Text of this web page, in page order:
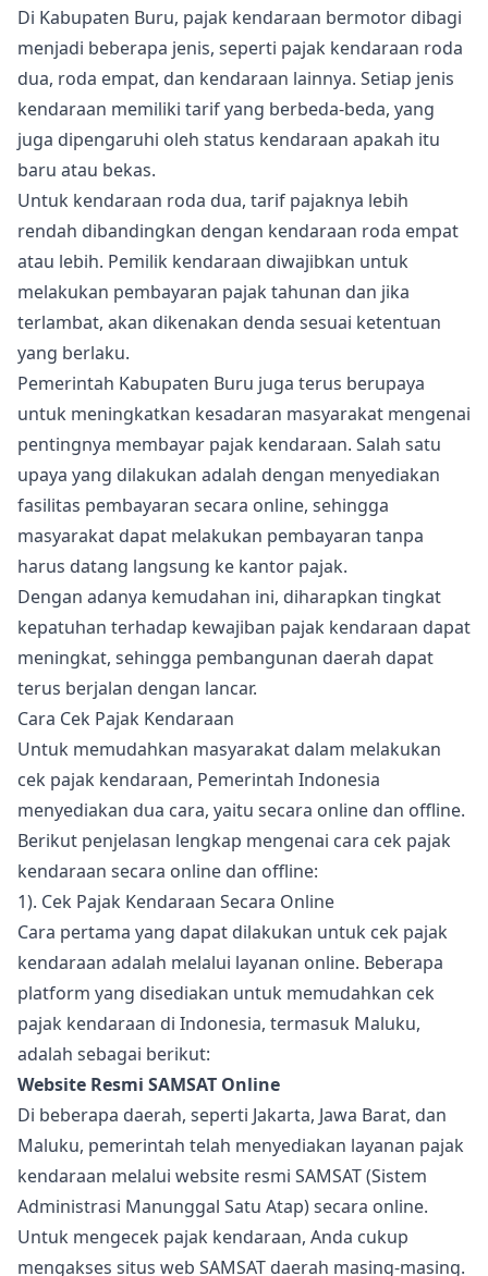
Di Kabupaten Buru, pajak kendaraan bermotor dibagi
menjadi beberapa jenis, seperti pajak kendaraan roda
dua, roda empat, dan kendaraan lainnya. Setiap jenis
kendaraan memiliki tarif yang berbeda-beda, yang
juga dipengaruhi oleh status kendaraan apakah itu
baru atau bekas.
Untuk kendaraan roda dua, tarif pajaknya lebih
rendah dibandingkan dengan kendaraan roda empat
atau lebih. Pemilik kendaraan diwajibkan untuk
melakukan pembayaran pajak tahunan dan jika
terlambat, akan dikenakan denda sesuai ketentuan
yang berlaku.
Pemerintah Kabupaten Buru juga terus berupaya
untuk meningkatkan kesadaran masyarakat mengenai
pentingnya membayar pajak kendaraan. Salah satu
upaya yang dilakukan adalah dengan menyediakan
fasilitas pembayaran secara online, sehingga
masyarakat dapat melakukan pembayaran tanpa
harus datang langsung ke kantor pajak.
Dengan adanya kemudahan ini, diharapkan tingkat
kepatuhan terhadap kewajiban pajak kendaraan dapat
meningkat, sehingga pembangunan daerah dapat
terus berjalan dengan lancar.
Cara Cek Pajak Kendaraan
Untuk memudahkan masyarakat dalam melakukan
cek pajak kendaraan, Pemerintah Indonesia
menyediakan dua cara, yaitu secara online dan offline.
Berikut penjelasan lengkap mengenai cara cek pajak
kendaraan secara online dan offline:
1). Cek Pajak Kendaraan Secara Online
Cara pertama yang dapat dilakukan untuk cek pajak
kendaraan adalah melalui layanan online. Beberapa
platform yang disediakan untuk memudahkan cek
pajak kendaraan di Indonesia, termasuk Maluku,
adalah sebagai berikut:
Website Resmi SAMSAT Online
Di beberapa daerah, seperti Jakarta, Jawa Barat, dan
Maluku, pemerintah telah menyediakan layanan pajak
kendaraan melalui website resmi SAMSAT (Sistem
Administrasi Manunggal Satu Atap) secara online.
Untuk mengecek pajak kendaraan, Anda cukup
mengakses situs web SAMSAT daerah masing-masing.